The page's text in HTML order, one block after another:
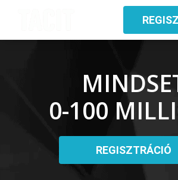
0-100
REGISZTRÁCIÓ